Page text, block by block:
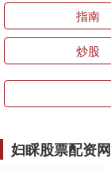
指南
炒股
妇睬股票配资网